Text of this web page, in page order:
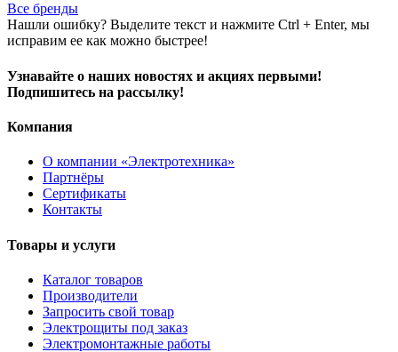
Все бренды
Нашли ошибку? Выделите текст и нажмите Ctrl + Enter, мы
исправим ее как можно быстрее!
Узнавайте о наших новостях и акциях первыми!
Подпишитесь на рассылку!
Компания
О компании «Электротехника»
Партнёры
Сертификаты
Контакты
Товары и услуги
Каталог товаров
Производители
Запросить свой товар
Электрощиты под заказ
Электромонтажные работы